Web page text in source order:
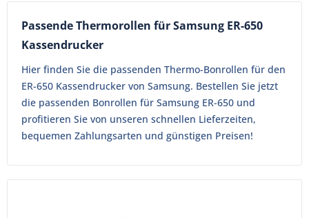
Passende Thermorollen für Samsung ER-650
Kassendrucker
Hier finden Sie die passenden Thermo-Bonrollen für den
ER-650 Kassendrucker von Samsung. Bestellen Sie jetzt
die passenden Bonrollen für Samsung ER-650 und
profitieren Sie von unseren schnellen Lieferzeiten,
bequemen Zahlungsarten und günstigen Preisen!